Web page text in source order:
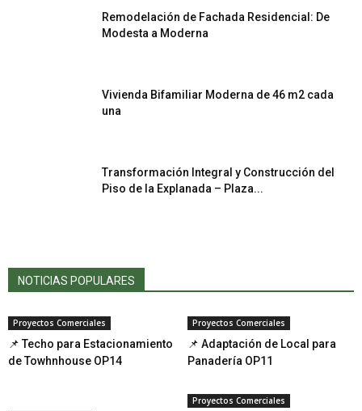
Remodelación de Fachada Residencial: De
Modesta a Moderna
Vivienda Bifamiliar Moderna de 46 m2 cada
una
Transformación Integral y Construcción del
Piso de la Explanada – Plaza...
NOTICIAS POPULARES
Proyectos Comerciales
📌 Techo para Estacionamiento
de Towhnhouse OP14
Proyectos Comerciales
📌 Adaptación de Local para
Panadería OP11
Proyectos Comerciales